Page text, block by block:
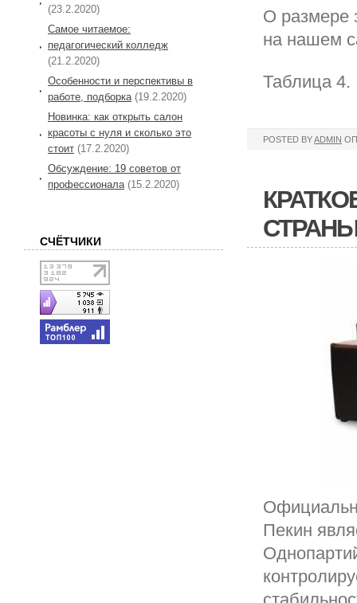
О размере
на нашем
Таблица 4.
POSTED BYADMIN
Пекин
(23.2.2020)
Самое читаемое:
педагогический колледж
(21.2.2020)
Особенности и перспективы в
работе, подборка (19.2.2020)
Новинка: как открыть салон
красоты с нуля и сколько это
стоит (17.2.2020)
Обсуждение: 19 советов от
профессионала (15.2.2020)
СЧЁТЧИКИ